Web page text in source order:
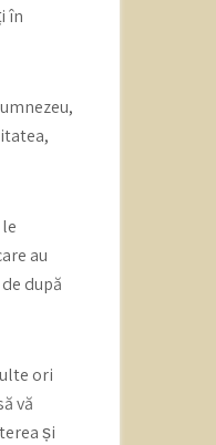
în
au
după
ori
vă
și